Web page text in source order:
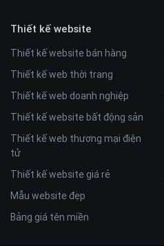
Thiết kế website
Thiết kế website bán hàng
Thiết kế web thời trang
Thiết kế web doanh nghiệp
Thiết kế website bất động sản
Thiết kế web thương mại điện
tử
Thiết kế website giá rẻ
Mẫu website đẹp
Bảng giá tên miền